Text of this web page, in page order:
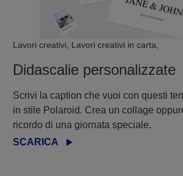
Lavori creativi, Lavori creativi in carta,
Didascalie personalizzate
Scrivi la caption che vuoi con questi
in stile Polaroid. Crea un collage
ricordo di una giornata speciale.
SCARICA